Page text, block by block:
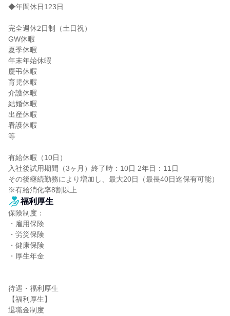
◆年間休日123日
完全週休2日制（土日祝）
GW休暇
夏季休暇
年末年始休暇
慶弔休暇
育児休暇
介護休暇
結婚休暇
出産休暇
看護休暇
等
有給休暇（10日）
入社後試用期間（3ヶ月）終了時：10日 2年目：11日
その後継続勤務により増加し、最大20日（最長40日迄保有可能）
※有給消化率8割以上
福利厚生
保険制度：
・雇用保険
・労災保険
・健康保険
・厚生年金
待遇・福利厚生
【福利厚生】
退職金制度